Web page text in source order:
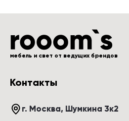
мебель и свет от ведущих брендов
Контакты
г. Москва, Шумкина 3к2